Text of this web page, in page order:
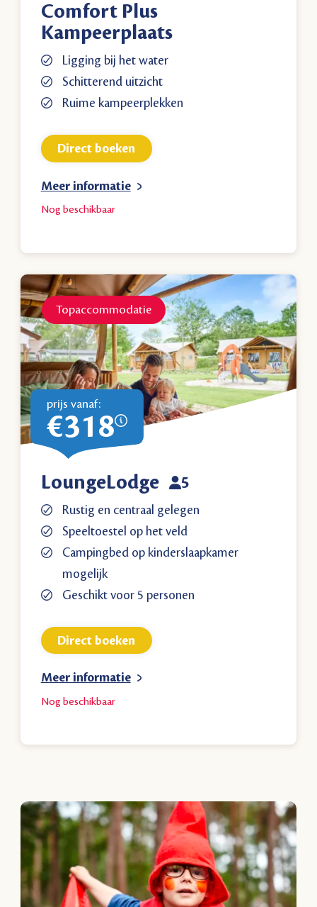
Comfort Plus
Kampeerplaats
Ligging bij het water
Schitterend uitzicht
Ruime kampeerplekken
Nog beschikbaar
Meer informatie
Direct boeken
Topaccommodatie
prijs vanaf:
€318
LoungeLodge 5
Rustig en centraal gelegen
Speeltoestel op het veld
Campingbed op kinderslaapkamer
mogelijk
Geschikt voor 5 personen
Nog beschikbaar
Meer informatie
Direct boeken